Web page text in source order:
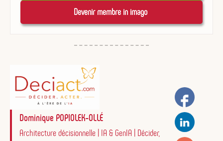
Devenir membre in imago
Dominique POPIOLEK-OLLÉ
Architecture décisionnelle | IA & GenIA | Décider,